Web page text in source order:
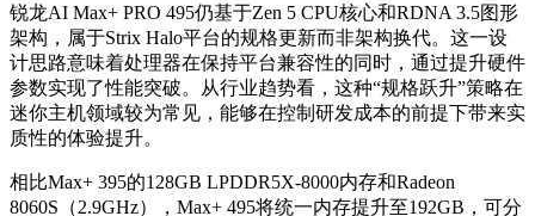
锐龙AI Max+ PRO 495仍基于Zen 5 CPU核心和RDNA 3.5图形
架构，属于Strix Halo平台的规格更新而非架构换代。这一设
计思路意味着处理器在保持平台兼容性的同时，通过提升硬件
参数实现了性能突破。从行业趋势看，这种“规格跃升”策略在
迷你主机领域较为常见，能够在控制研发成本的前提下带来实
质性的体验提升。
相比Max+ 395的128GB LPDDR5X-8000内存和Radeon
8060S（2.9GHz），Max+ 495将统一内存提升至192GB，可分